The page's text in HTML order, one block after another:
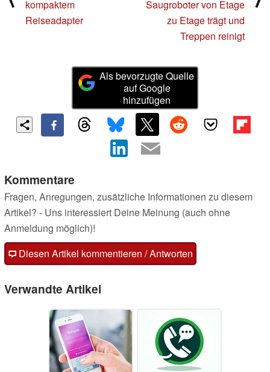
kompaktem
Reiseadapter
Saugroboter von Etage
zu Etage trägt und
Treppen reinigt
Als bevorzugte Quelle
auf Google
hinzufügen
Kommentare
Fragen, Anregungen, zusätzliche Informationen zu diesem
Artikel? - Uns interessiert Deine Meinung (auch ohne
Anmeldung möglich)!
Diesen Artikel kommentieren / Antworten
Verwandte Artikel